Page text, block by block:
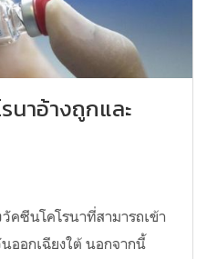
นาอ้างถูกและ
คซีนโคโรนาที่สามารถเข้า
ออกเฉียงใต้ นอกจากนี้